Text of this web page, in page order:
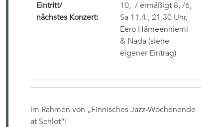
Eintritt/
nächstes Konzert:
10,  / ermäßigt 8, /6,
Sa 11.4., 21.30 Uhr,
Eero Hämeenniemi
& Nada (siehe
eigener Eintrag)
im Rahmen von „Finnisches Jazz-Wochenende
at Schlot“!